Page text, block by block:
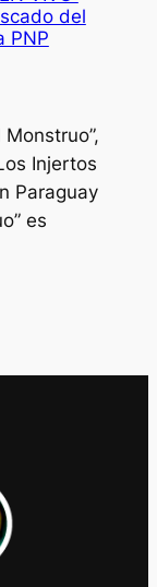
del
PNP
Injertos
Paraguay
es